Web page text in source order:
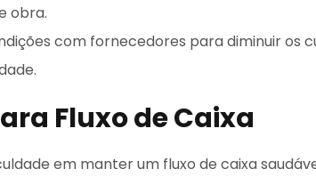
obra.
com fornecedores para diminuir os
Fluxo de Caixa
em manter um fluxo de caixa